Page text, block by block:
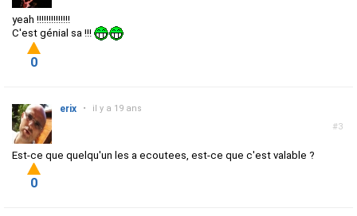
yeah !!!!!!!!!!!!!!
C'est génial sa !!!
0
#3
erix • il y a 19 ans
Est-ce que quelqu'un les a ecoutees, est-ce que c'est valable ?
0